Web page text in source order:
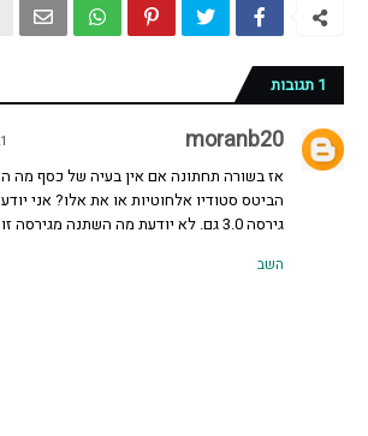
1 תגובות
moranb20
21
אז בשורה תחתונה אם אין בעיה של כסף מה
הביטס סטודיו אלחוטיות או את אלו? אני
גירסה 3.0 גם. לא יודעת מה השתנה מגירסה זו
השב